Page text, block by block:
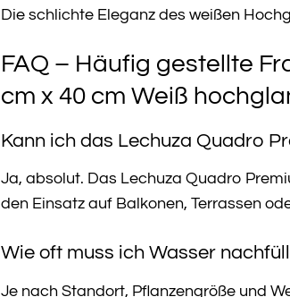
Die schlichte Eleganz des weißen
FAQ – Häufig gestellte
cm x 40 cm Weiß
Kann ich das Lechuza Quadro
Ja, absolut. Das Lechuza Quadro
den Einsatz auf Balkonen, Terrassen
Wie oft muss ich Wasser
Je nach Standort, Pflanzengröße und